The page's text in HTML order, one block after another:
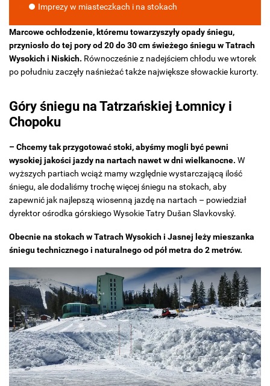
Imprezy w miasteczkach i na stokach
Marcowe ochłodzenie, któremu towarzyszyły opady śniegu,
przyniosło do tej pory od 20 do 30 cm świeżego śniegu w Tatrach
Wysokich i Niskich. Równocześnie z nadejściem chłodu we wtorek
po południu zaczęły naśnieżać także największe słowackie kurorty.
Góry śniegu na Tatrzańskiej Łomnicy i
Chopoku
– Chcemy tak przygotować stoki, abyśmy mogli być pewni
wysokiej jakości jazdy na nartach nawet w dni wielkanocne. W
wyższych partiach wciąż mamy względnie wystarczającą ilość
śniegu, ale dodaliśmy trochę więcej śniegu na stokach, aby
zapewnić jak najlepszą wiosenną jazdę na nartach – powiedział
dyrektor ośrodka górskiego Wysokie Tatry Dušan Slavkovský.
Obecnie na stokach w Tatrach Wysokich i Jasnej leży mieszanka
śniegu technicznego i naturalnego od pół metra do 2 metrów.